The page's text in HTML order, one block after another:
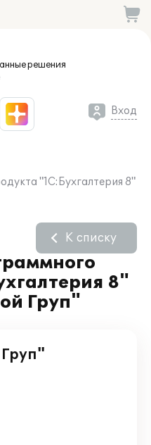
решения
Вход
"1С:Бухгалтерия 8"
8"
Груп"
К списку